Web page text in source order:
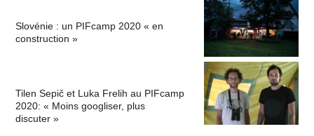
Slovénie : un PIFcamp 2020 « en
construction »
Tilen Sepič et Luka Frelih au PIFcamp
2020: « Moins googliser, plus
discuter »